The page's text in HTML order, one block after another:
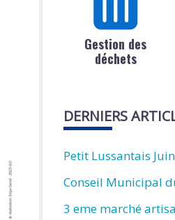
Gestion des
déchets
DERNIERS
Petit Lussantais
Conseil Municipal
3 eme marché